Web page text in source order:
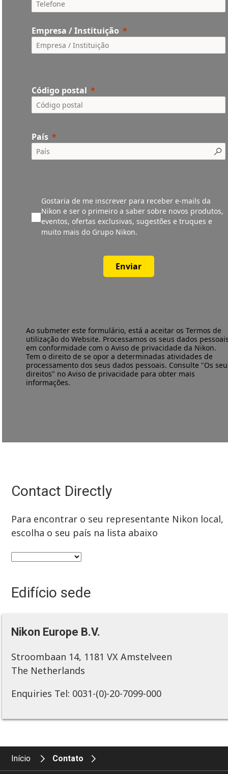
Empresa / Instituição
Código postal
País
Gostaria de me inscrever para receber e-mails da
Nikon e ser o primeiro a saber sobre novos produtos,
eventos, ofertas exclusivas, sugestões e truques e
muito mais do Grupo Nikon.
Enviar
Ao submeter este formulário, está a aceitar osTermos de
utilização do Website. Processamos os seus dados
em conformidade com oAviso de privacidade da Nikon.
Tem o direito de se opor a determinadas atividades de
processamento dos seus dados pessoais. Consulte "Os
direitos" no Aviso de privacidade para obter mais
informações.
Contact Directly
Para encontrar o seu representante Nikon local,
escolha o seu país na lista abaixo
Edifício sede
Nikon Europe B.V.
Stroombaan 14, 1181 VX Amstelveen
The Netherlands
Enquiries Tel: 0031-(0)-20-7099-000
Início Contato